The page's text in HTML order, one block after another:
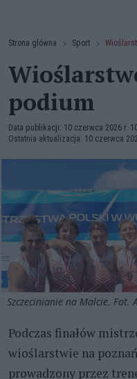
Strona główna Sport
podium
Data publikacji: 10 czerwca 2026 r.
Ostatnia aktualizacja: 10 czerwca
Szczecinianie na Malcie. Fot.
Podczas finałów
wioślarstwie na
prowadzony przez